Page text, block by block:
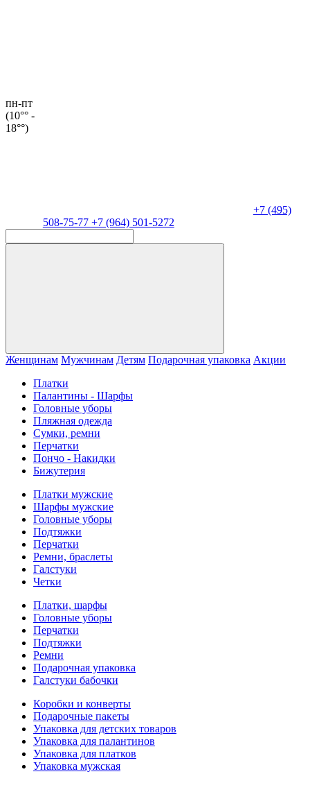
пн-пт
(10°° -
18°°)
+7 (495)
508-75-77 +7 (964) 501-5272
Женщинам Мужчинам Детям Подарочная упаковка Акции
Платки
Палантины - Шарфы
Головные уборы
Пляжная одежда
Сумки, ремни
Перчатки
Пончо - Накидки
Бижутерия
Платки мужские
Шарфы мужские
Головные уборы
Подтяжки
Перчатки
Ремни, браслеты
Галстуки
Четки
Платки, шарфы
Головные уборы
Перчатки
Подтяжки
Ремни
Подарочная упаковка
Галстуки бабочки
Коробки и конверты
Подарочные пакеты
Упаковка для детских товаров
Упаковка для палантинов
Упаковка для платков
Упаковка мужская